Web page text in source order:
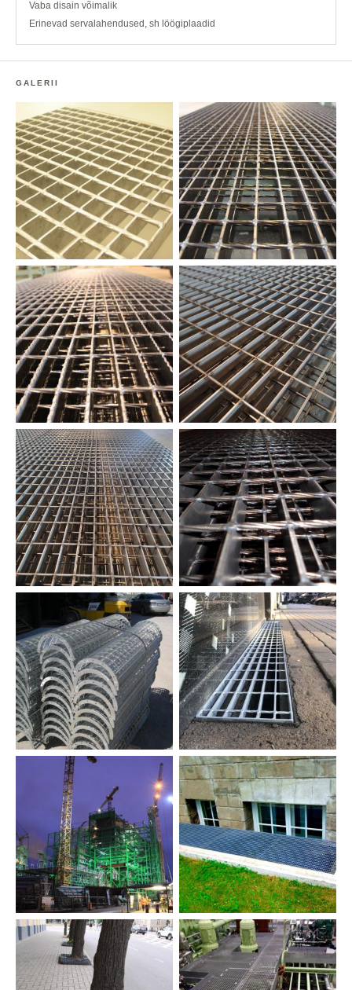
Vaba disain võimalik
Erinevad servalahendused, sh löögiplaadid
GALERII